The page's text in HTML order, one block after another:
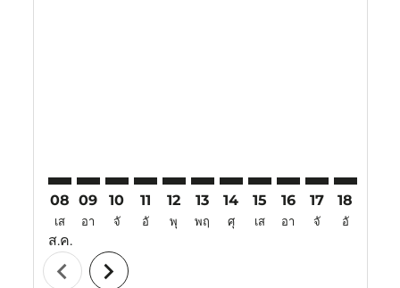
08
เส
ส.ค.
09
อา
10
จั
11
อั
12
พุ
13
พฤ
14
ศุ
15
เส
16
อา
17
จั
18
อั
chevron_left chevron_right